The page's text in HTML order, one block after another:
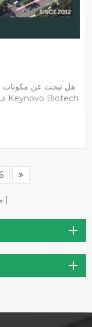
هل تبحث عن مكونات
6